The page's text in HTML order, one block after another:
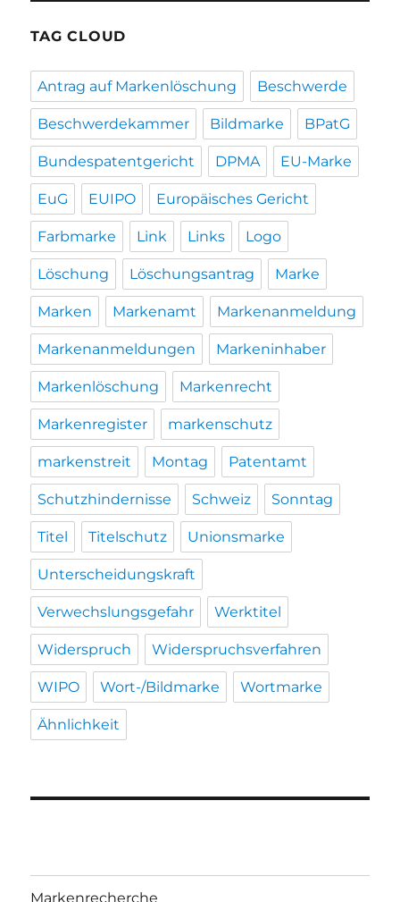
TAG CLOUD
Antrag auf Markenlöschung Beschwerde
Beschwerdekammer Bildmarke BPatG
Bundespatentgericht DPMA EU-Marke
EuG EUIPO Europäisches Gericht
Farbmarke Link Links Logo
Löschung Löschungsantrag Marke
Marken Markenamt Markenanmeldung
Markenanmeldungen Markeninhaber
Markenlöschung Markenrecht
Markenregister markenschutz
markenstreit Montag Patentamt
Schutzhindernisse Schweiz Sonntag
Titel Titelschutz Unionsmarke
Unterscheidungskraft
Verwechslungsgefahr Werktitel
Widerspruch Widerspruchsverfahren
WIPO Wort-/Bildmarke Wortmarke
Ähnlichkeit
Markenrecherche